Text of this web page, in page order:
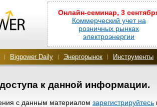
Онлайн-семинар, 3
Коммерческий учет на
розничных рынках
электроэнергии
Bigpower Daily Энергорынок Инструменты
к данной информации.
с данным материалом зарегистрируйтесь